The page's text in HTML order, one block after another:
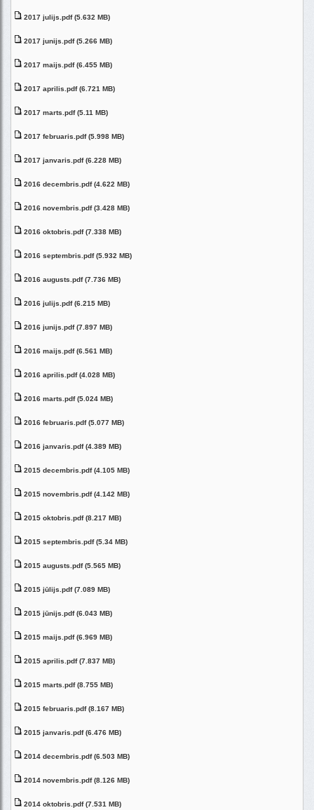
2017 julijs.pdf (5.632 MB)
2017 junijs.pdf (5.266 MB)
2017 maijs.pdf (6.455 MB)
2017 aprilis.pdf (6.721 MB)
2017 marts.pdf (5.11 MB)
2017 februaris.pdf (5.998 MB)
2017 janvaris.pdf (6.228 MB)
2016 decembris.pdf (4.622 MB)
2016 novembris.pdf (3.428 MB)
2016 oktobris.pdf (7.338 MB)
2016 septembris.pdf (5.932 MB)
2016 augusts.pdf (7.736 MB)
2016 julijs.pdf (6.215 MB)
2016 junijs.pdf (7.897 MB)
2016 maijs.pdf (6.561 MB)
2016 aprilis.pdf (4.028 MB)
2016 marts.pdf (5.024 MB)
2016 februaris.pdf (5.077 MB)
2016 janvaris.pdf (4.389 MB)
2015 decembris.pdf (4.105 MB)
2015 novembris.pdf (4.142 MB)
2015 oktobris.pdf (8.217 MB)
2015 septembris.pdf (5.34 MB)
2015 augusts.pdf (5.565 MB)
2015 jūlijs.pdf (7.089 MB)
2015 jūnijs.pdf (6.043 MB)
2015 maijs.pdf (6.969 MB)
2015 aprilis.pdf (7.837 MB)
2015 marts.pdf (8.755 MB)
2015 februaris.pdf (8.167 MB)
2015 janvaris.pdf (6.476 MB)
2014 decembris.pdf (6.503 MB)
2014 novembris.pdf (8.126 MB)
2014 oktobris.pdf (7.531 MB)